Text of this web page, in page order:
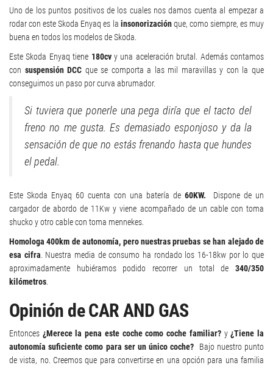
Uno de los puntos positivos de los cuales nos damos cuenta al empezar a
rodar con este Skoda Enyaq es la insonorizaciónque, como siempre, es muy
buena en todos los modelos de Skoda.
Este Skoda Enyaq tiene 180cvy una aceleración brutal. Además contamos
con suspensión DCC que se comporta a las mil maravillas y con la que
conseguimos un paso por curva abrumador.
Si tuviera que ponerle una pega diría que el tacto del
freno no me gusta. Es demasiado esponjoso y da la
sensación de que no estás frenando hasta que hundes
el pedal.
Este Skoda Enyaq 60 cuenta con una batería de 60KW.
Dispone de un
cargador de abordo de 11Kw y viene acompañado de un cable con toma
shucko y otro cable con toma mennekes.
Homologa 400km de autonomía, pero nuestras pruebas se han alejado de
esa cifra. Nuestra media de consumo ha rondado los 16-18kw por lo que
aproximadamente hubiéramos podido recorrer un total de 340/350
kilómetros.
Opinión de CAR AND GAS
Entonces ¿Merece la pena este coche como coche familiar?y¿Tiene la
autonomía suficiente como para ser un único coche?
Bajo nuestro punto
de vista, no. Creemos que para convertirse en una opción para una familia